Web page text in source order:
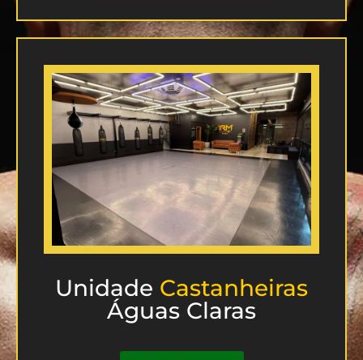
Unidade Castanheiras
Águas Claras